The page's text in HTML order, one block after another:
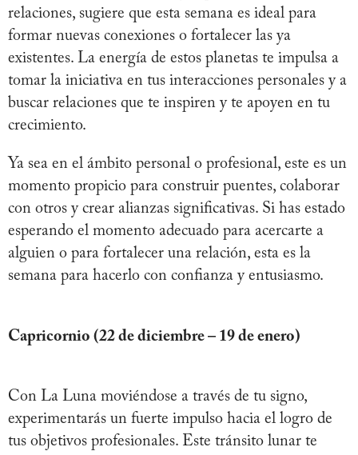
relaciones, sugiere que esta semana es ideal para
formar nuevas conexiones o fortalecer las ya
existentes. La energía de estos planetas te impulsa a
tomar la iniciativa en tus interacciones personales y a
buscar relaciones que te inspiren y te apoyen en tu
crecimiento.
Ya sea en el ámbito personal o profesional, este es un
momento propicio para construir puentes, colaborar
con otros y crear alianzas significativas. Si has estado
esperando el momento adecuado para acercarte a
alguien o para fortalecer una relación, esta es la
semana para hacerlo con confianza y entusiasmo.
Capricornio (22 de diciembre – 19 de enero)
Con La Luna moviéndose a través de tu signo,
experimentarás un fuerte impulso hacia el logro de
tus objetivos profesionales. Este tránsito lunar te